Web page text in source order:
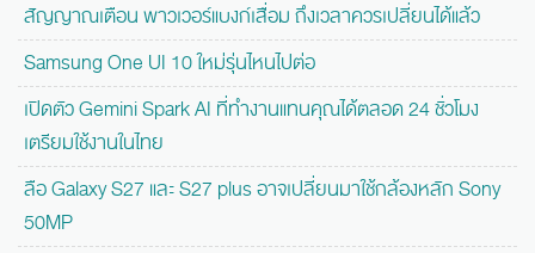
สัญญาณเตือน พาวเวอร์แบงก์เสื่อม ถึงเวลาควรเปลี่ยนได้แล้ว
Samsung One UI 10 ใหม่รุ่นไหนไปต่อ
เปิดตัว Gemini Spark AI ที่ทำงานแทนคุณได้ตลอด 24 ชั่วโมง
เตรียมใช้งานในไทย
ลือ Galaxy S27 และ S27 plus อาจเปลี่ยนมาใช้กล้องหลัก Sony
50MP